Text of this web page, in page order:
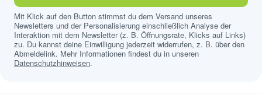
Mit Klick auf den Button stimmst du dem Versand unseres
Newsletters und der Personalisierung einschließlich Analyse der
Interaktion mit dem Newsletter (z. B. Öffnungsrate, Klicks auf Links)
zu. Du kannst deine Einwilligung jederzeit widerrufen, z. B. über den
Abmeldelink. Mehr Informationen findest du in unseren
Datenschutzhinweisen.